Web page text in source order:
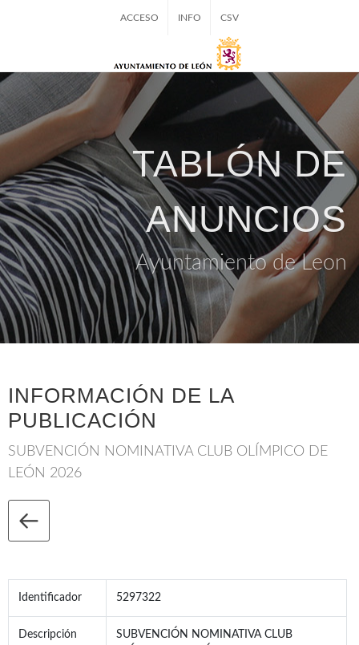
ACCESO INFO CSV
TABLÓN DE
ANUNCIOS
Ayuntamiento de Leon
INFORMACIÓN DE LA
PUBLICACIÓN
SUBVENCIÓN NOMINATIVA CLUB OLÍMPICO DE
LEÓN 2026
Identificador 5297322
Descripción
SUBVENCIÓN NOMINATIVA CLUB